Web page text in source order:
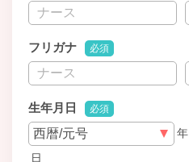
フリガナ 必須
生年月日 必須
年
日